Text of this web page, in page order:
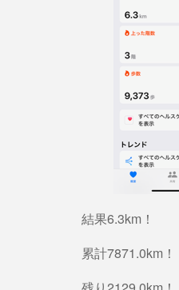
結果6.3km！
累計7871.0km！